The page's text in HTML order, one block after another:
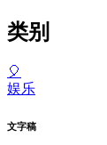
类别
🎈
娱乐
文字稿